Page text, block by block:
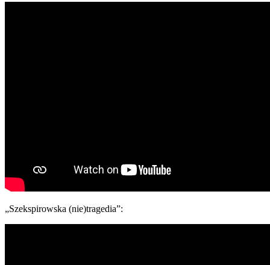
„Szekspirowska (nie)tragedia”: